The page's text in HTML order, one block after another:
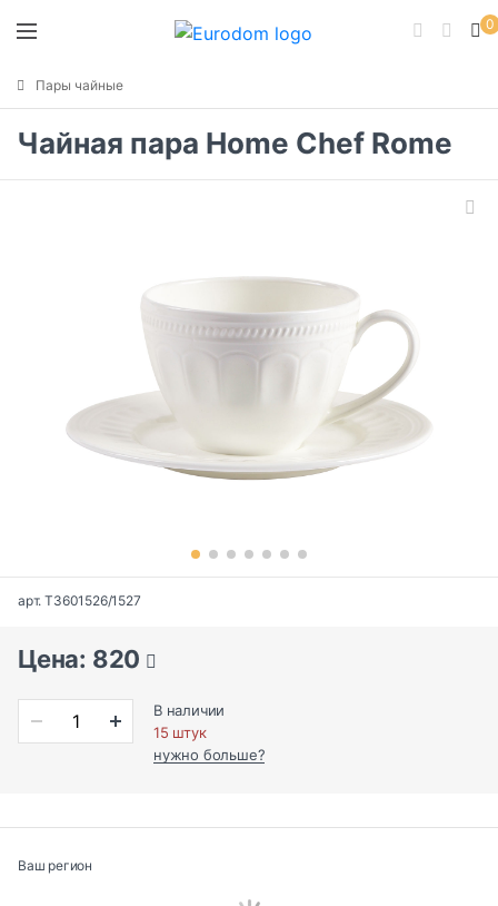
0
Пары чайные
Чайная пара Home Chef Rome
арт. T3601526/1527
Цена: 820
В наличии
15 штук
нужно больше?
Ваш регион